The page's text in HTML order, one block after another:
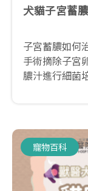
犬貓子宮蓄
子宮蓄膿如何
手術摘除子宮
膿汁進行細菌
細菌是從陰道
感染所致的，
無繁殖計畫都
寵物百科